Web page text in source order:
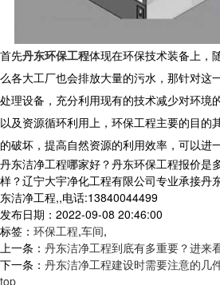
首先丹东环保工程体现在环保技术装备上，
么各大工厂也会排放大量的污水，那针对这
处理设备，充分利用现有的技术减少对环境
以及资源循环利用上，环保工程主要的目的
的破坏，提高自然资源的利用效率，可以进
丹东洁净工程哪家好？丹东环保工程报价是
样？辽宁大宇净化工程有限公司专业承接丹
东洁净工程,,电话:13840044499
发布日期：2022-09-08 20:46:00
标签： 环保工程,车间,
上一条： 丹东洁净工程到底有多重要？进来
下一条： 丹东洁净工程建设时需要注意的几
top